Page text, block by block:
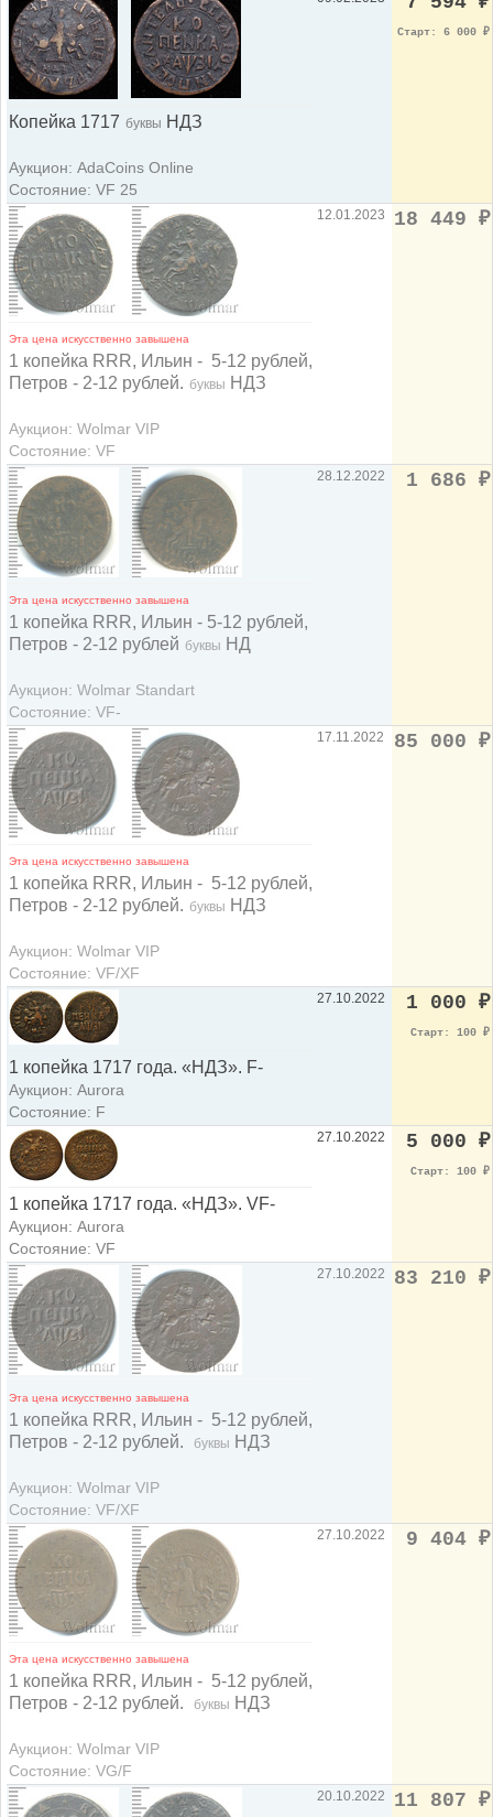
Копейка 1717 буквы НДЗ
Аукцион: AdaCoins Online
Состояние: VF 25
Старт: 6 000 ₽
Эта цена искусственно завышена
1 копейка RRR, Ильин - 5-12 рублей,
Петров - 2-12 рублей. буквы НДЗ
Аукцион: Wolmar VIP
Состояние: VF
12.01.2023 18 449 ₽
Эта цена искусственно завышена
1 копейка RRR, Ильин - 5-12 рублей,
Петров - 2-12 рублей буквы НД
Аукцион: Wolmar Standart
Состояние: VF-
28.12.2022 1 686 ₽
Эта цена искусственно завышена
1 копейка RRR, Ильин - 5-12 рублей,
Петров - 2-12 рублей. буквы НДЗ
Аукцион: Wolmar VIP
Состояние: VF/XF
17.11.2022 85 000 ₽
1 копейка 1717 года. «НДЗ». F-
Аукцион: Aurora
Состояние: F
27.10.2022 1 000 ₽
Старт: 100 ₽
1 копейка 1717 года. «НДЗ». VF-
Аукцион: Aurora
Состояние: VF
27.10.2022 5 000 ₽
Старт: 100 ₽
Эта цена искусственно завышена
1 копейка RRR, Ильин - 5-12 рублей,
Петров - 2-12 рублей.
буквы НДЗ
Аукцион: Wolmar VIP
Состояние: VF/XF
27.10.2022 83 210 ₽
Эта цена искусственно завышена
1 копейка RRR, Ильин - 5-12 рублей,
Петров - 2-12 рублей.
буквы НДЗ
Аукцион: Wolmar VIP
Состояние: VG/F
27.10.2022 9 404 ₽
20.10.2022 11 807 ₽